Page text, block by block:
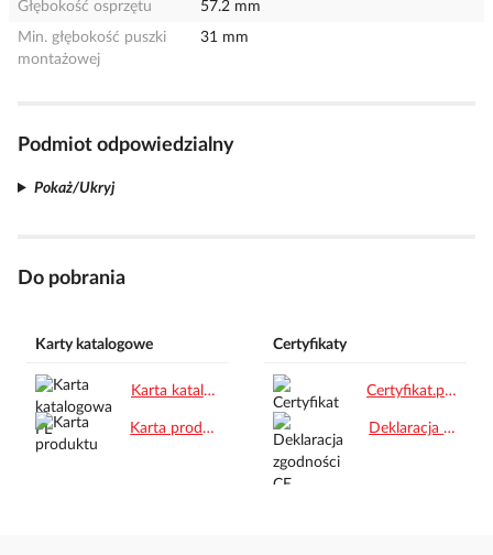
Głębokość osprzętu
57.2 mm
Min. głębokość puszki
montażowej
31 mm
Podmiot odpowiedzialny
Pokaż/Ukryj
Do pobrania
Karty katalogowe
Karta katalogowa PL.pdf
Karta produktu.pdf
Certyfikaty
Certyfikat.pdf
Deklaracja zgodności CE.pdf